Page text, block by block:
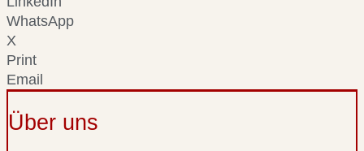
WhatsApp
X
Print
Email
Über uns